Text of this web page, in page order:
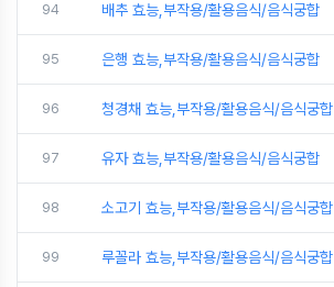
94 배추 효능,부작용/활용음식/음식궁합
95 은행 효능,부작용/활용음식/음식궁합
96 청경채 효능,부작용/활용음식/음식궁합
97 유자 효능,부작용/활용음식/음식궁합
98 소고기 효능,부작용/활용음식/음식궁합
99 루꼴라 효능,부작용/활용음식/음식궁합